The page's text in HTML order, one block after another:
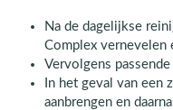
Na de dagelijkse
Complex vernevelen
Vervolgens
In het geval van een
aanbrengen en